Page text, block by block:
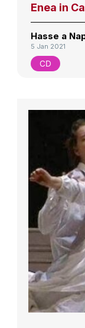
Enea in
Hasse a
5 Jan 2021
CD